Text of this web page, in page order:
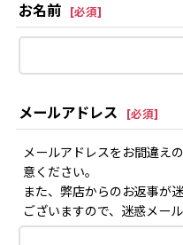
お名前 [必須]
メールアドレス [必須]
メールアドレスをお間違え
意ください。
また、弊店からのお返事が
ございますので、迷惑メー